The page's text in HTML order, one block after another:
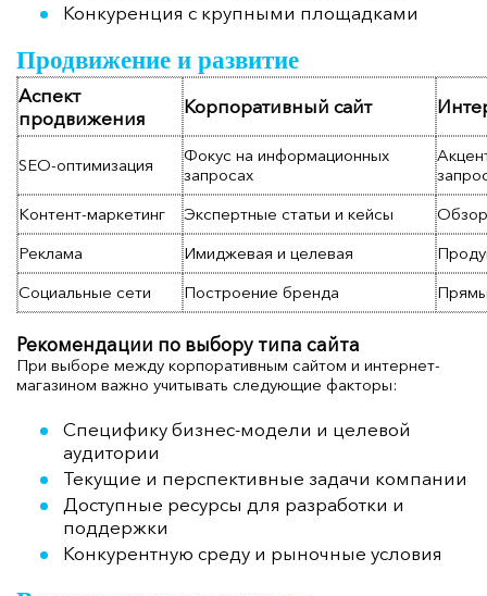
Конкуренция с крупными площадками
Продвижение и развитие
Аспект
продвижения
Корпоративный сайт
SEO-оптимизация
Фокус на информационных
запросах
Контент-маркетинг
Экспертные статьи и кейсы
Реклама
Имиджевая и целевая
Социальные сети
Построение бренда
Рекомендации по выбору типа сайта
При выборе между корпоративным сайтом и интернет-
магазином важно учитывать следующие факторы:
Специфику бизнес-модели и целевой
аудитории
Текущие и перспективные задачи компании
Доступные ресурсы для разработки и
поддержки
Конкурентную среду и рыночные условия